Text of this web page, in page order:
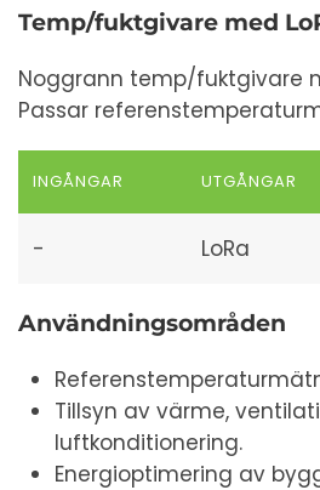
Temp/fuktgivare med
Noggrann temp/fuktgivare
Passar
INGÅNGAR UTGÅNGAR
- LoRa
Användningsområden
Tillsyn av värme,
luftkonditionering.
Energioptimering av